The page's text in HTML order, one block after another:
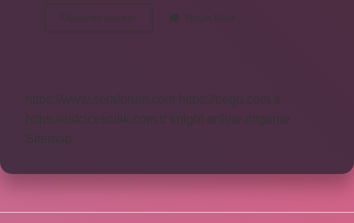
Devamını okuyun
Türkiye
Yorum Bırak
https://www.seraforum.com
https://begu.com.tr
https://elifcicekcilik.com.tr
knight online
nttgame
Sitemap